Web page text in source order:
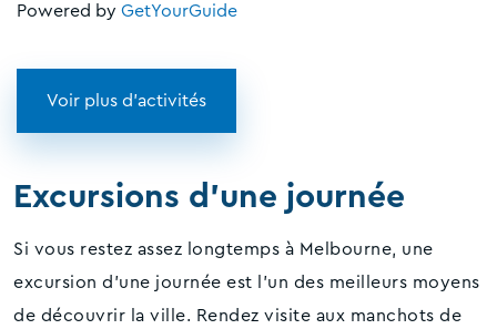
Powered by GetYourGuide
Voir plus d'activités
Excursions d'une journée
Si vous restez assez longtemps à Melbourne, une
excursion d'une journée est l'un des meilleurs moyens
de découvrir la ville. Rendez visite aux manchots de